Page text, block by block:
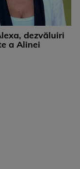
dezvăluiri
a Alinei